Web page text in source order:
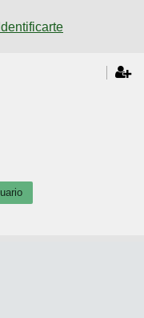
Identificarte